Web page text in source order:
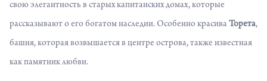
свою элегантность в старых капитанских домах, которые
рассказывают о его богатом наследии. Особенно красива Торета,
башня, которая возвышается в центре острова, также известная
как памятник любви.